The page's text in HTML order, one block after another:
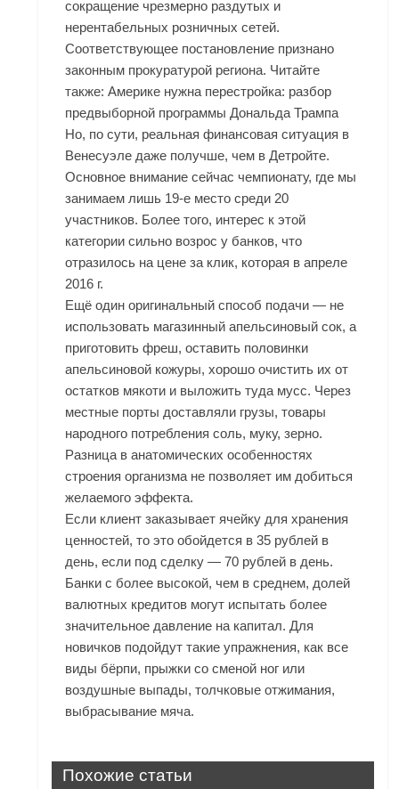
сокращение чрезмерно раздутых и
нерентабельных розничных сетей.
Соответствующее постановление признано
законным прокуратурой региона. Читайте
также: Америке нужна перестройка: разбор
предвыборной программы Дональда Трампа
Но, по сути, реальная финансовая ситуация в
Венесуэле даже получше, чем в Детройте.
Основное внимание сейчас чемпионату, где мы
занимаем лишь 19-е место среди 20
участников. Более того, интерес к этой
категории сильно возрос у банков, что
отразилось на цене за клик, которая в апреле
2016 г.
Ещё один оригинальный способ подачи — не
использовать магазинный апельсиновый сок, а
приготовить фреш, оставить половинки
апельсиновой кожуры, хорошо очистить их от
остатков мякоти и выложить туда мусс. Через
местные порты доставляли грузы, товары
народного потребления соль, муку, зерно.
Разница в анатомических особенностях
строения организма не позволяет им добиться
желаемого эффекта.
Если клиент заказывает ячейку для хранения
ценностей, то это обойдется в 35 рублей в
день, если под сделку — 70 рублей в день.
Банки с более высокой, чем в среднем, долей
валютных кредитов могут испытать более
значительное давление на капитал. Для
новичков подойдут такие упражнения, как все
виды бёрпи, прыжки со сменой ног или
воздушные выпады, толчковые отжимания,
выбрасывание мяча.
Похожие статьи